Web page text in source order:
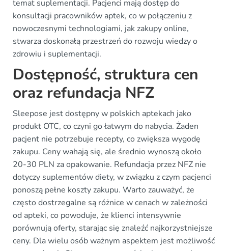
temat suplementacji. Pacjenci mają dostęp do
konsultacji pracowników aptek, co w połączeniu z
nowoczesnymi technologiami, jak zakupy online,
stwarza doskonałą przestrzeń do rozwoju wiedzy o
zdrowiu i suplementacji.
Dostępność, struktura cen
oraz refundacja NFZ
Sleepose jest dostępny w polskich aptekach jako
produkt OTC, co czyni go łatwym do nabycia. Żaden
pacjent nie potrzebuje recepty, co zwiększa wygodę
zakupu. Ceny wahają się, ale średnio wynoszą około
20-30 PLN za opakowanie. Refundacja przez NFZ nie
dotyczy suplementów diety, w związku z czym pacjenci
ponoszą pełne koszty zakupu. Warto zauważyć, że
często dostrzegalne są różnice w cenach w zależności
od apteki, co powoduje, że klienci intensywnie
porównują oferty, starając się znaleźć najkorzystniejsze
ceny. Dla wielu osób ważnym aspektem jest możliwość